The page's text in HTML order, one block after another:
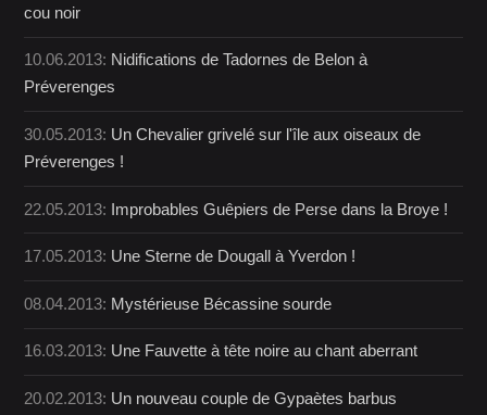
cou noir
10.06.2013: Nidifications de Tadornes de Belon à
Préverenges
30.05.2013: Un Chevalier grivelé sur l'île aux oiseaux de
Préverenges !
22.05.2013: Improbables Guêpiers de Perse dans la Broye !
17.05.2013: Une Sterne de Dougall à Yverdon !
08.04.2013: Mystérieuse Bécassine sourde
16.03.2013: Une Fauvette à tête noire au chant aberrant
20.02.2013: Un nouveau couple de Gypaètes barbus